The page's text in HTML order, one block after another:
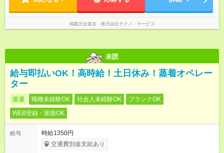
掲載元企業名 株式会社テクノ・サービス
未読
給与即払いOK！高時給！土日休み！蒸着オペレー
ター
派遣 職種未経験OK 社会人未経験OK
ブランクOK
WEB登録・面接OK
給与
時給1350円
交通費別途支給あり